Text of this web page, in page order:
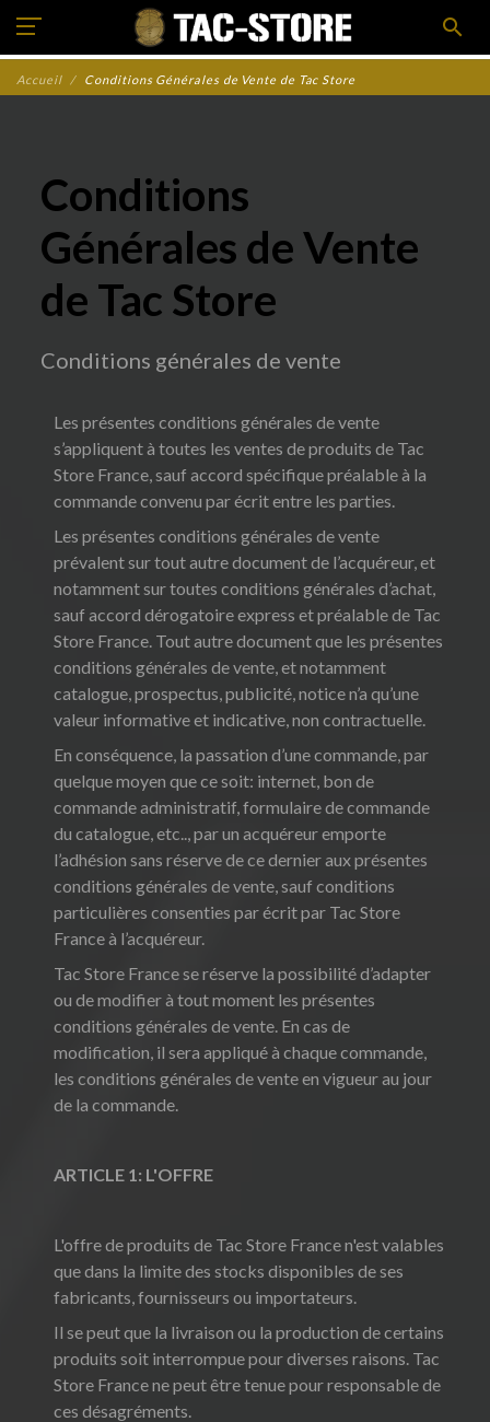
search
Accueil Conditions Générales de Vente de Tac Store
Conditions
Générales de Vente
de Tac Store
Conditions générales de vente
Les présentes conditions générales de vente
s’appliquent à toutes les ventes de produits de Tac
Store France, sauf accord spécifique préalable à la
commande convenu par écrit entre les parties.
Les présentes conditions générales de vente
prévalent sur tout autre document de l’acquéreur, et
notamment sur toutes conditions générales d’achat,
sauf accord dérogatoire express et préalable de Tac
Store France. Tout autre document que les présentes
conditions générales de vente, et notamment
catalogue, prospectus, publicité, notice n’a qu’une
valeur informative et indicative, non contractuelle.
En conséquence, la passation d’une commande, par
quelque moyen que ce soit: internet, bon de
commande administratif, formulaire de commande
du catalogue, etc.., par un acquéreur emporte
l’adhésion sans réserve de ce dernier aux présentes
conditions générales de vente, sauf conditions
particulières consenties par écrit par Tac Store
France à l’acquéreur.
Tac Store France se réserve la possibilité d’adapter
ou de modifier à tout moment les présentes
conditions générales de vente. En cas de
modification, il sera appliqué à chaque commande,
les conditions générales de vente en vigueur au jour
de la commande.
ARTICLE 1: L'OFFRE
L'offre de produits de Tac Store France n'est valables
que dans la limite des stocks disponibles de ses
fabricants, fournisseurs ou importateurs.
Il se peut que la livraison ou la production de certains
produits soit interrompue pour diverses raisons. Tac
Store France ne peut être tenue pour responsable de
ces désagréments.